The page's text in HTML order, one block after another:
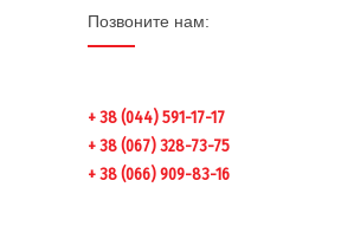
Позвоните нам:
+ 38 (044) 591-17-17
+ 38 (067) 328-73-75
+ 38 (066) 909-83-16